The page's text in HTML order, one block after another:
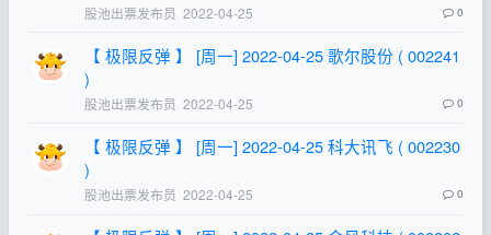
股池出票发布员 2022-04-25 0
【 极限反弹 】 [周一] 2022-04-25 歌尔股份 ( 002241
)
股池出票发布员 2022-04-25 0
【 极限反弹 】 [周一] 2022-04-25 科大讯飞 ( 002230
)
股池出票发布员 2022-04-25 0